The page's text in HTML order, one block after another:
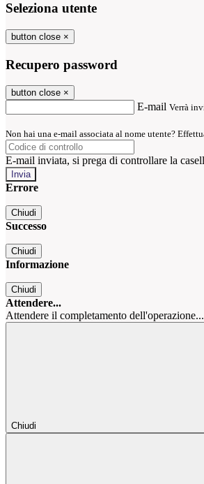
Seleziona utente
button close ×
Recupero password
button close ×
E-mail Verrà
Non hai una e-mail associata al nome utente?
E-mail inviata, si prega di controllare la
Errore
Chiudi
Successo
Chiudi
Informazione
Chiudi
Attendere...
Attendere il completamento dell'operazione...
Chiudi